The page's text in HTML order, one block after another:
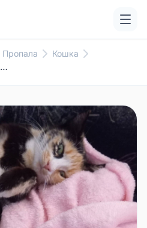
Пропала
Кошка
Здравствуйте, выложите пожалуй...